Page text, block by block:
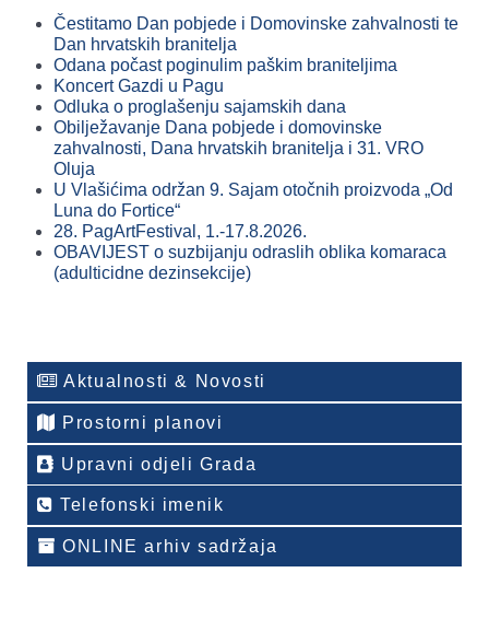
Čestitamo Dan pobjede i Domovinske zahvalnosti te
Dan hrvatskih branitelja
Odana počast poginulim paškim braniteljima
Koncert Gazdi u Pagu
Odluka o proglašenju sajamskih dana
Obilježavanje Dana pobjede i domovinske
zahvalnosti, Dana hrvatskih branitelja i 31. VRO
Oluja
U Vlašićima održan 9. Sajam otočnih proizvoda „Od
Luna do Fortice“
28. PagArtFestival, 1.-17.8.2026.
OBAVIJEST o suzbijanju odraslih oblika komaraca
(adulticidne dezinsekcije)
Aktualnosti & Novosti
Prostorni planovi
Upravni odjeli Grada
Telefonski imenik
ONLINE arhiv sadržaja